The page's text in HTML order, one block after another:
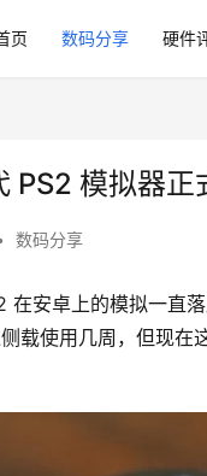
页 数码分享 硬件
PS2 模拟器
数码分享
安卓上的模拟一直
载使用几周，但现